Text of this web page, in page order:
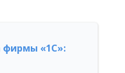
фирмы «1С»: